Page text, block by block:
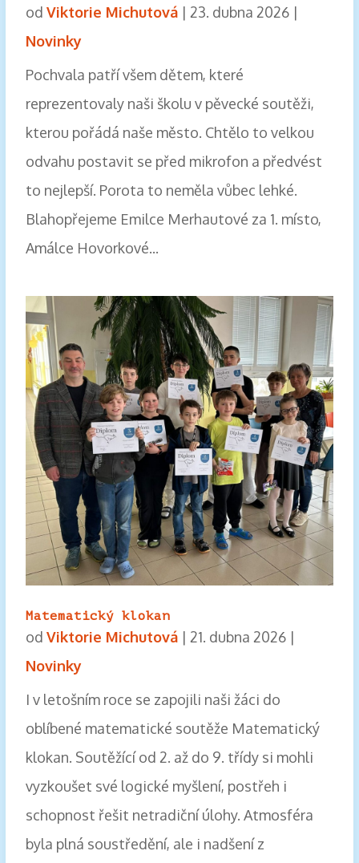
od Viktorie Michutová| 23. dubna 2026|
Novinky
Pochvala patří všem dětem, které
reprezentovaly naši školu v pěvecké soutěži,
kterou pořádá naše město. Chtělo to velkou
odvahu postavit se před mikrofon a předvést
to nejlepší. Porota to neměla vůbec lehké.
Blahopřejeme Emilce Merhautové za 1. místo,
Amálce Hovorkové...
Matematický klokan
od Viktorie Michutová| 21. dubna 2026|
Novinky
I v letošním roce se zapojili naši žáci do
oblíbené matematické soutěže Matematický
klokan. Soutěžící od 2. až do 9. třídy si mohli
vyzkoušet své logické myšlení, postřeh i
schopnost řešit netradiční úlohy. Atmosféra
byla plná soustředění, ale i nadšení z